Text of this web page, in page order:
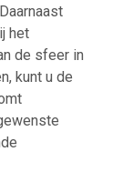
het
de sfeer in
kunt u de